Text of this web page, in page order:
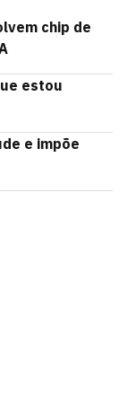
chip de
estou
e impõe